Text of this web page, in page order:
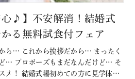
心♪】不安解消！結婚式
る無料試食付フェア
ら… これから挨拶だから… まったく
… プロポーズもまだなんだけど… そ
メ！ 結婚式場初めての方に見学体験